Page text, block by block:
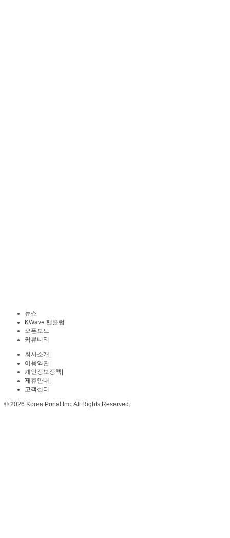
뉴스
KWave 팬클럽
오픈보드
커뮤니티
회사소개
이용약관
개인정보정책
제휴안내
고객센터
© 2026 Korea Portal Inc. All Rights Reserved.